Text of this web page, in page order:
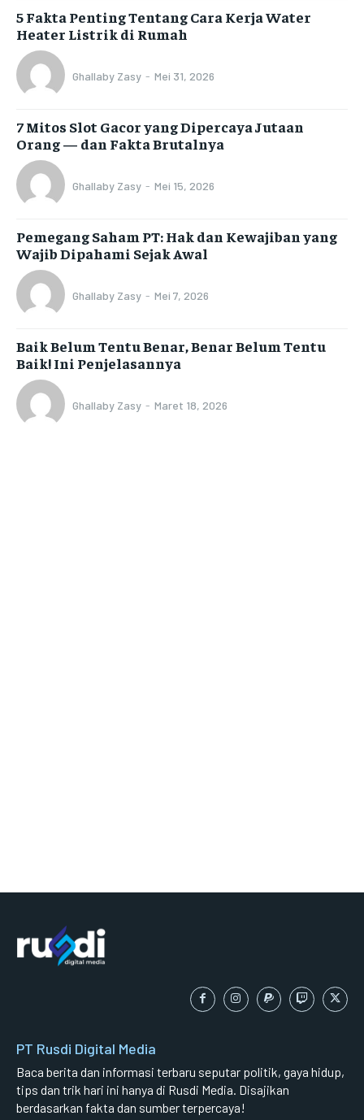
5 Fakta Penting Tentang Cara Kerja Water
Heater Listrik di Rumah
Ghallaby Zasy - Mei 31, 2026
7 Mitos Slot Gacor yang Dipercaya Jutaan
Orang — dan Fakta Brutalnya
Ghallaby Zasy - Mei 15, 2026
Pemegang Saham PT: Hak dan Kewajiban yang
Wajib Dipahami Sejak Awal
Ghallaby Zasy - Mei 7, 2026
Baik Belum Tentu Benar, Benar Belum Tentu
Baik! Ini Penjelasannya
Ghallaby Zasy - Maret 18, 2026
PT Rusdi Digital Media
Baca berita dan informasi terbaru seputar politik, gaya hidup,
tips dan trik hari ini hanya di Rusdi Media. Disajikan
berdasarkan fakta dan sumber terpercaya!